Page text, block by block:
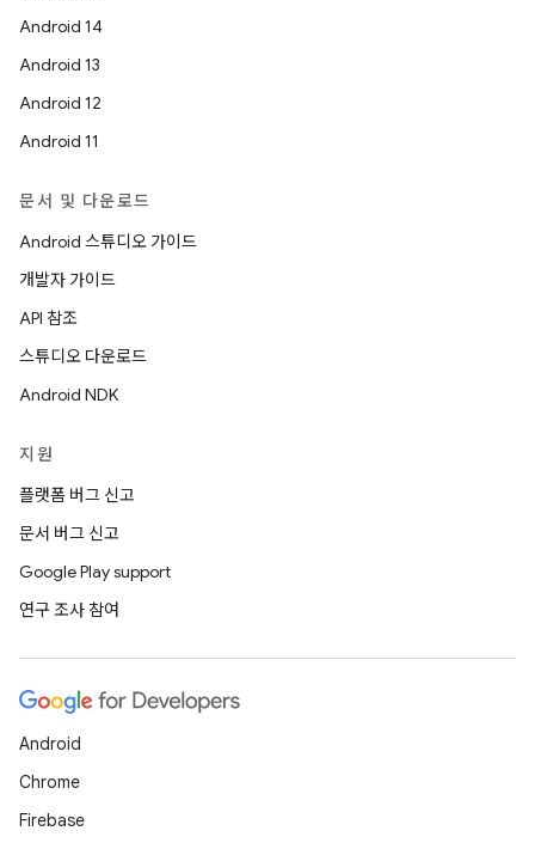
Android 14
Android 13
Android 12
Android 11
문서 및 다운로드
Android 스튜디오 가이드
개발자 가이드
API 참조
스튜디오 다운로드
Android NDK
지원
플랫폼 버그 신고
문서 버그 신고
Google Play support
연구 조사 참여
Android
Chrome
Firebase